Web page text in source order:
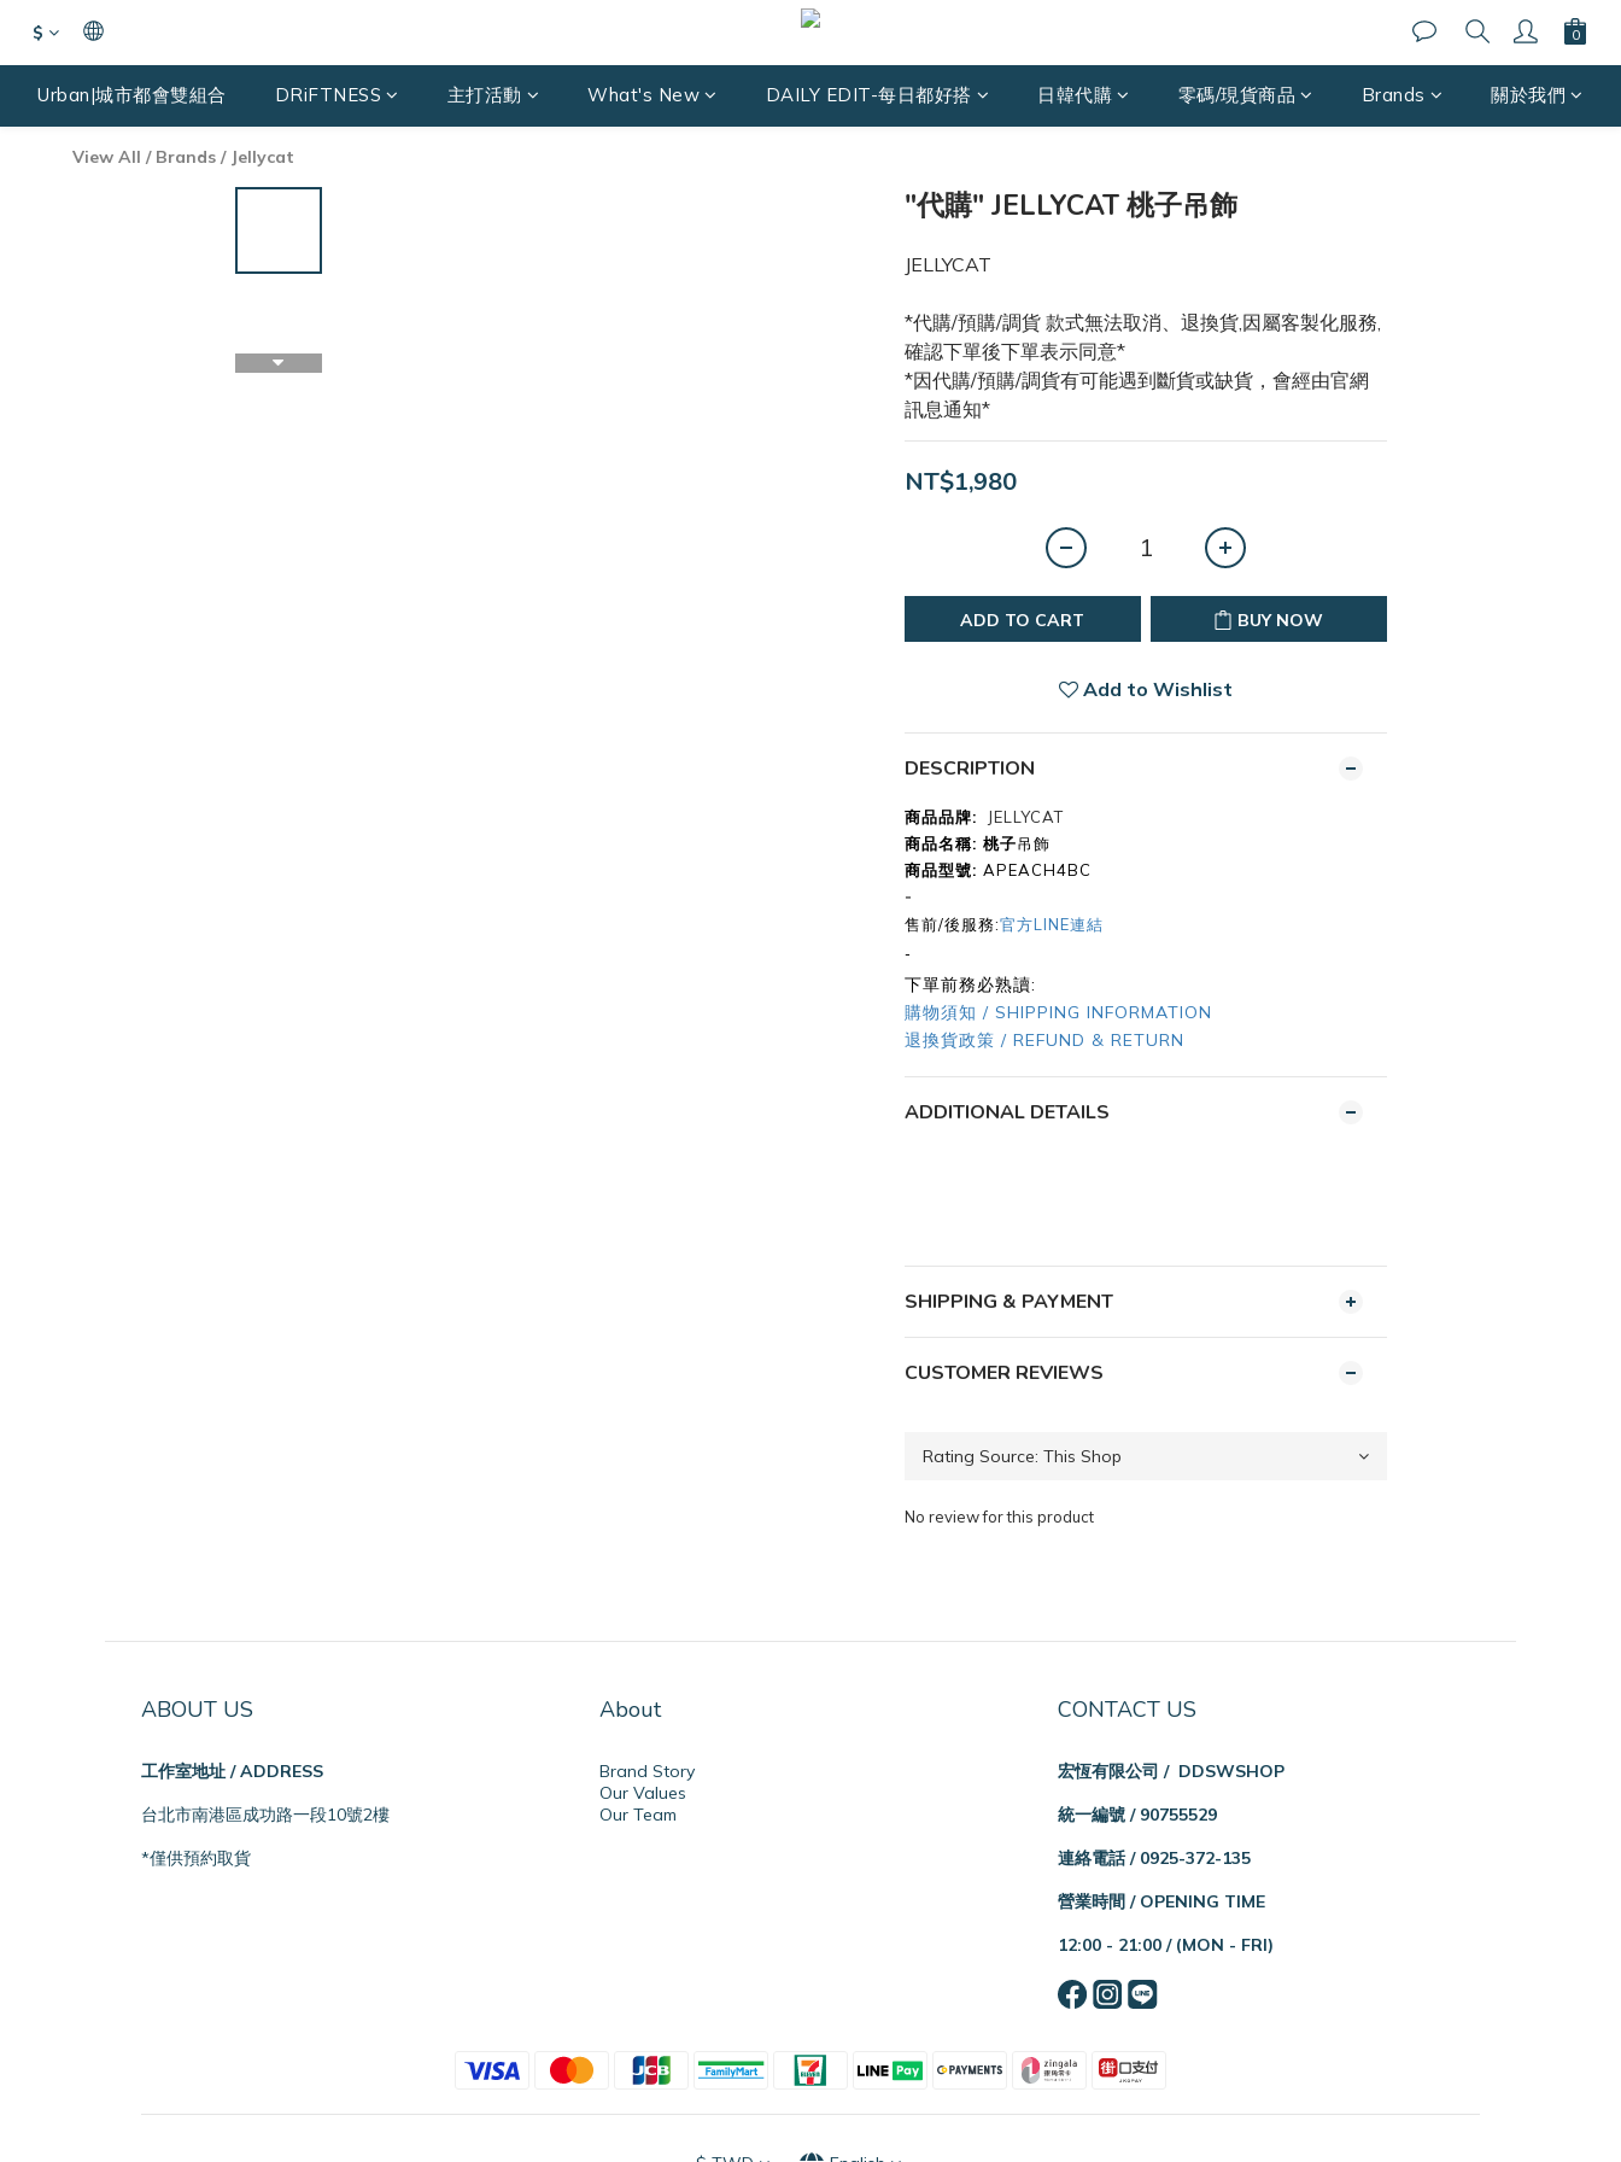
$
Urban|城市都會雙組合 DRiFTNESS 主打活動 What's New DAILY EDIT-每日都好搭 日韓代購 零碼/現貨商品 Brands 關於我們
View All / Brands / Jellycat
"代購" JELLYCAT 桃子吊飾
JELLYCAT
*代購/預購/調貨 款式無法取消、退換貨,因屬客製化服務,
確認下單後下單表示同意*
*因代購/預購/調貨有可能遇到斷貨或缺貨，會經由官網
訊息通知*
NT$1,980
ADD TO CART BUY NOW
Add to Wishlist
DESCRIPTION
商品品牌:
JELLYCAT
商品名稱: 桃子吊飾
商品型號: APEACH4BC
-
售前/後服務:官方LINE連結
-
下單前務必熟讀:
購物須知 / SHIPPING INFORMATION
退換貨政策 / REFUND & RETURN
ADDITIONAL DETAILS
SHIPPING & PAYMENT
CUSTOMER REVIEWS
No review for this product
ABOUT US
工作室地址 / ADDRESS
台北市南港區成功路一段10號2樓
*僅供預約取貨
About
Brand Story
Our Values
Our Team
CONTACT US
宏恆有限公司 / DDSWSHOP
統一編號 / 90755529
連絡電話 / 0925-372-135
營業時間 / OPENING TIME
12:00 - 21:00 / (MON - FRI)